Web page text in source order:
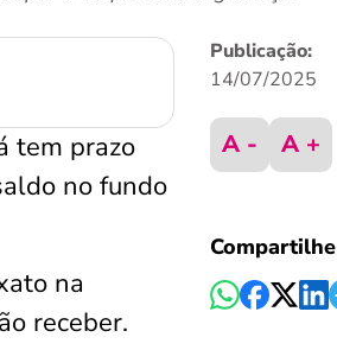
tem prazo
no fundo
na
receber.
Publicação:
14/07/2025
A - A +
Compartilhe